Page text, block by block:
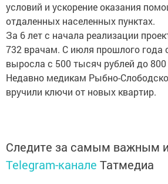
условий и ускорение оказания
отдаленных населенных пунктах.
За 6 лет с начала реализации
732 врачам. С июля прошлого года
выросла с 500 тысяч рублей до
Недавно медикам Рыбно-
вручили ключи от новых квартир.
Следите за самым важным
Telegram-канале Татмедиа